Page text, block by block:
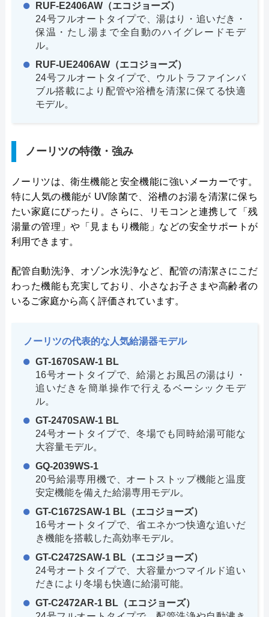
RUF-E2406AW（エコジョーズ）
24号フルオートタイプで、湯はり・追いだき・
保温・たし湯まで全自動のハイグレードモデ
ル。
RUF-UE2406AW（エコジョーズ）
24号フルオートタイプで、ウルトラファインバ
ブル搭載により配管や浴槽を清潔に保てる快適
モデル。
ノーリツの特徴・強み
ノーリツは、衛生機能と安全機能に強いメーカーです。
特に人気の機能が UV除菌で、浴槽のお湯を清潔に保ち
たい家庭にぴったり。さらに、リモコンと連携して「残
湯量の管理」や「見まもり機能」などの安全サポートが
利用できます。
配管自動洗浄、オゾン水洗浄など、配管の清潔さにこだ
わった機能も充実しており、小さなお子さまや高齢者の
いるご家庭から高く評価されています。
ノーリツの代表的な人気給湯器モデル
GT-1670SAW-1 BL
16号オートタイプで、給湯とお風呂の湯はり・
追いだきを簡単操作で行えるベーシックモデ
ル。
GT-2470SAW-1 BL
24号オートタイプで、冬場でも同時給湯可能な
大容量モデル。
GQ-2039WS-1
20号給湯専用機で、オートストップ機能と温度
安定機能を備えた給湯専用モデル。
GT-C1672SAW-1 BL（エコジョーズ）
16号オートタイプで、省エネかつ快適な追いだ
き機能を搭載した高効率モデル。
GT-C2472SAW-1 BL（エコジョーズ）
24号オートタイプで、大容量かつマイルド追い
だきにより冬場も快適に給湯可能。
GT-C2472AR-1 BL（エコジョーズ）